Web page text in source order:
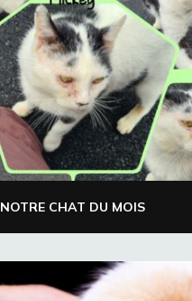
NOTRE CHAT DU MOIS